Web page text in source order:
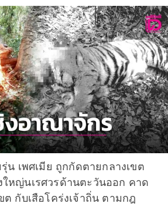
น เพศเมีย ถูกกัดตายกลางเขต
หญ่นเรศวรด้านตะวันออก คาด
ต กับเสือโคร่งเจ้าถิ่น ตามกฎ